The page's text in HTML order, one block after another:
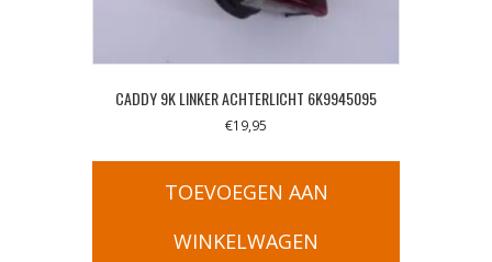
CADDY 9K LINKER ACHTERLICHT 6K9945095
€19,95
TOEVOEGEN AAN
WINKELWAGEN